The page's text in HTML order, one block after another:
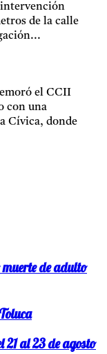
de la calle
el CCII
con una
Cívica, donde
muerte de adulto
21 al 23 de agosto